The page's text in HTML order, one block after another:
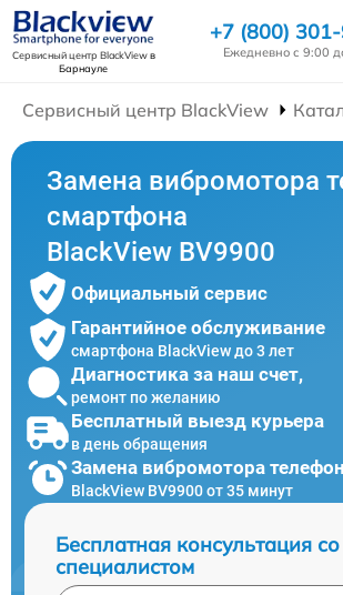
Сервисный центр BlackViewв
Барнауле
+7 (800)
Ежедневно с 9:00
Сервисный центр BlackView
Замена вибромотора
смартфона
BlackView BV9900
Официальный сервис
Гарантийное обслуживание
смартфона BlackView до 3 лет
Диагностика за наш счет,
ремонт по желанию
Бесплатный выезд курьера
в день обращения
Замена вибромотора
BlackView BV9900 от 35 минут
Бесплатная консультация со
специалистом